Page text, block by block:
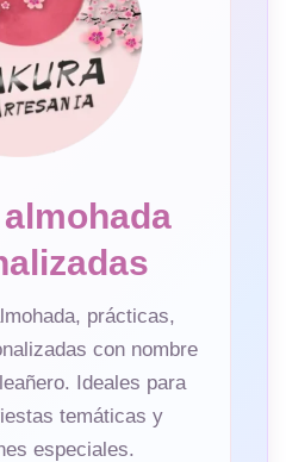
prácticas,
con nombre
Ideales para
temáticas y
especiales.